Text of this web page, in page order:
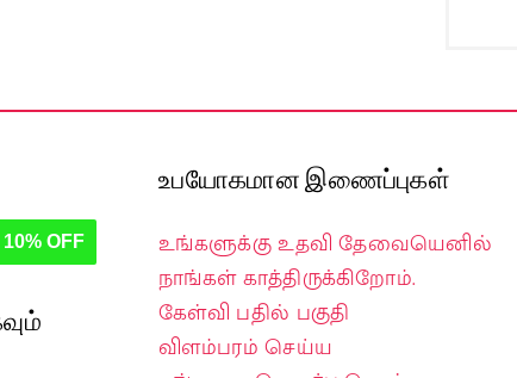
10% OFF
உபயோகமான இணைப்புகள்
உங்களுக்கு உதவி தேவையெனில்
நாங்கள் காத்திருக்கிறோம்.
கேள்வி பதில் பகுதி
விளம்பரம் செய்ய